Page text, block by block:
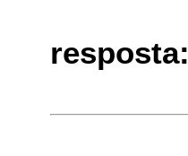
resposta: